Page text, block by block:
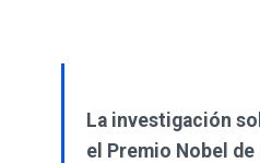
La investigación
el Premio Nobel